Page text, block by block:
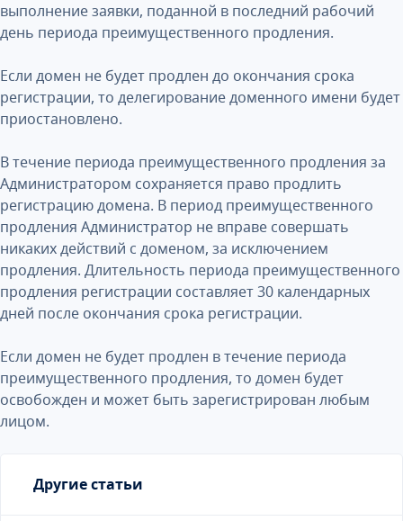
выполнение заявки, поданной в последний рабочий
день периода преимущественного продления.
Если домен не будет продлен до окончания срока
регистрации, то делегирование доменного имени будет
приостановлено.
В течение периода преимущественного продления за
Администратором сохраняется право продлить
регистрацию домена. В период преимущественного
продления Администратор не вправе совершать
никаких действий с доменом, за исключением
продления. Длительность периода преимущественного
продления регистрации составляет 30 календарных
дней после окончания срока регистрации.
Если домен не будет продлен в течение периода
преимущественного продления, то домен будет
освобожден и может быть зарегистрирован любым
лицом.
Другие статьи